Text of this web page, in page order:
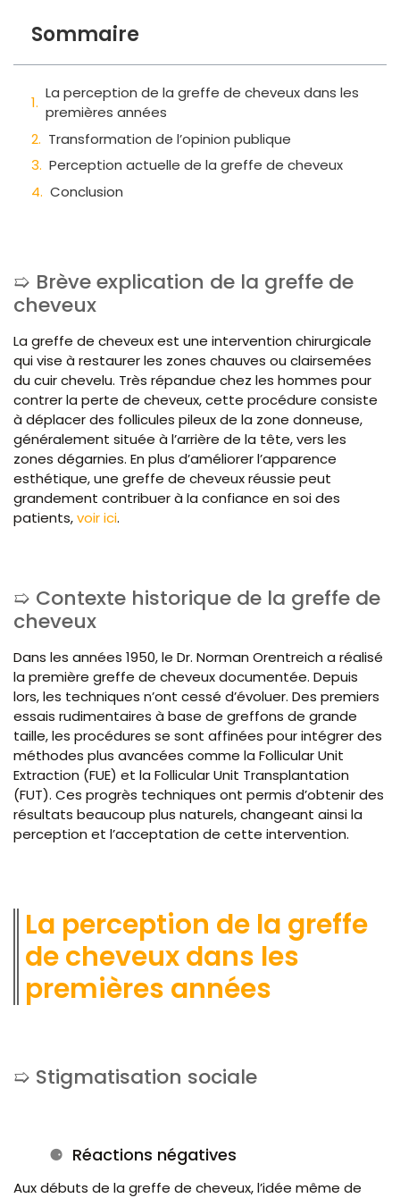
Sommaire
La perception de la greffe de cheveux dans les
premières années
Transformation de l’opinion publique
Perception actuelle de la greffe de cheveux
Conclusion
Brève explication de la greffe de
cheveux
La greffe de cheveux est une intervention chirurgicale
qui vise à restaurer les zones chauves ou clairsemées
du cuir chevelu. Très répandue chez les hommes pour
contrer la perte de cheveux, cette procédure consiste
à déplacer des follicules pileux de la zone donneuse,
généralement située à l’arrière de la tête, vers les
zones dégarnies. En plus d’améliorer l’apparence
esthétique, une greffe de cheveux réussie peut
grandement contribuer à la confiance en soi des
patients,voir ici.
Contexte historique de la greffe de
cheveux
Dans les années 1950, le Dr. Norman Orentreich a réalisé
la première greffe de cheveux documentée. Depuis
lors, les techniques n’ont cessé d’évoluer. Des premiers
essais rudimentaires à base de greffons de grande
taille, les procédures se sont affinées pour intégrer des
méthodes plus avancées comme la Follicular Unit
Extraction (FUE) et la Follicular Unit Transplantation
(FUT). Ces progrès techniques ont permis d’obtenir des
résultats beaucoup plus naturels, changeant ainsi la
perception et l’acceptation de cette intervention.
La perception de la greffe
de cheveux dans les
premières années
Stigmatisation sociale
Réactions négatives
Aux débuts de la greffe de cheveux, l’idée même de